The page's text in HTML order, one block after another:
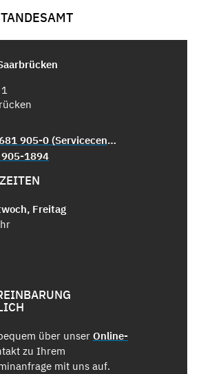
+49 681 905-0 (Servicecenter)
1894
Freitag
über unser Online-
zu Ihrem
mit uns auf.